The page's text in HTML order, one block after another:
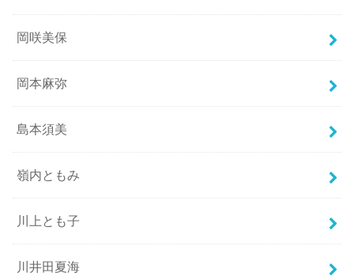
岡咲美保
岡本麻弥
島本須美
嶺内ともみ
川上とも子
川井田夏海